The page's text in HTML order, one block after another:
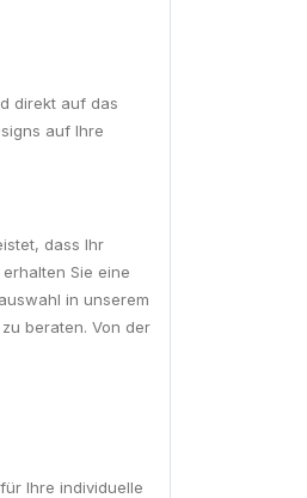
direkt auf das
auf Ihre
dass Ihr
Sie eine
in unserem
beraten. Von der
Ihre individuelle